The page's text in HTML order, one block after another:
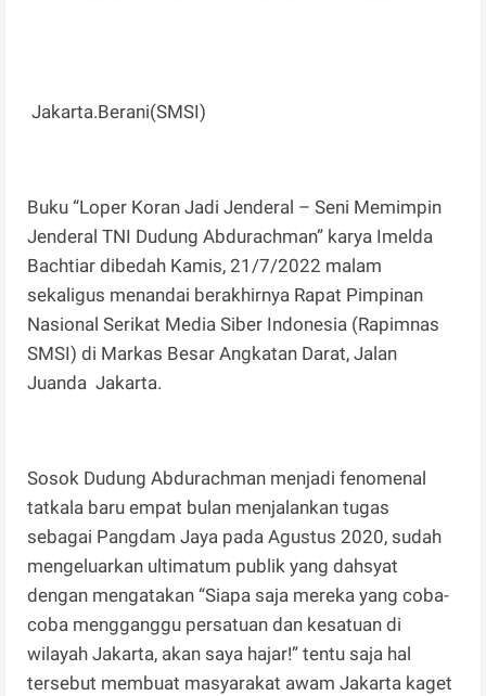
Jakarta.Berani(SMSI)
Buku “Loper Koran Jadi Jenderal – Seni Memimpin
Jenderal TNI Dudung Abdurachman” karya Imelda
Bachtiar dibedah Kamis, 21/7/2022 malam
sekaligus menandai berakhirnya Rapat Pimpinan
Nasional Serikat Media Siber Indonesia (Rapimnas
SMSI) di Markas Besar Angkatan Darat, Jalan
Juanda Jakarta.
Sosok Dudung Abdurachman menjadi fenomenal
tatkala baru empat bulan menjalankan tugas
sebagai Pangdam Jaya pada Agustus 2020, sudah
mengeluarkan ultimatum publik yang dahsyat
dengan mengatakan “Siapa saja mereka yang coba-
coba mengganggu persatuan dan kesatuan di
wilayah Jakarta, akan saya hajar!” tentu saja hal
tersebut membuat masyarakat awam Jakarta kaget